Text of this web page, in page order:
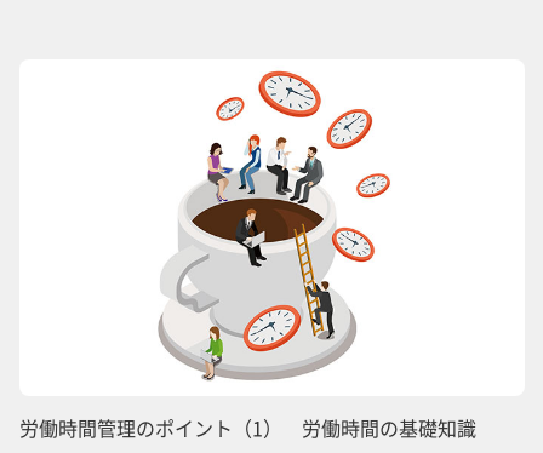
労働時間管理のポイント（1） 労働時間の基礎知識